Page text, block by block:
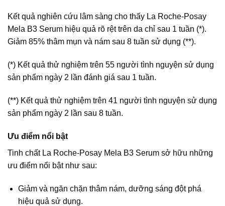
Kết quả nghiên cứu lâm sàng cho thấy La Roche-Posay
Mela B3 Serum hiệu quả rõ rệt trên da chỉ sau 1 tuần (*).
Giảm 85% thâm mụn và nám sau 8 tuần sử dụng (**).
(*) Kết quả thử nghiệm trên 55 người tình nguyện sử dụng
sản phẩm ngày 2 lần đánh giá sau 1 tuần.
(**) Kết quả thử nghiệm trên 41 người tình nguyện sử dụng
sản phẩm ngày 2 lần sau 8 tuần.
Ưu điểm nổi bật
Tinh chất La Roche-Posay Mela B3 Serum sở hữu những
ưu điểm nổi bật như sau:
Giảm và ngăn chặn thâm nám, dưỡng sáng đột phá
hiệu quả sử dụng.